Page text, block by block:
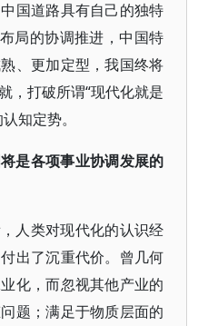
国道路具有自己的独特
局的协调推进，中国特
、更加定型，我国终将
，打破所谓“现代化就是
知定势。
是各项事业协调发展的
人类对现代化的认识经
出了沉重代价。曾几何
化，而忽视其他产业的
题；满足于物质层面的